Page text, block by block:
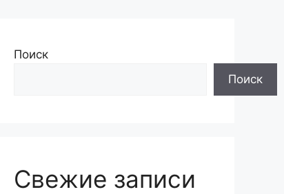
Поиск
Поиск
Свежие записи